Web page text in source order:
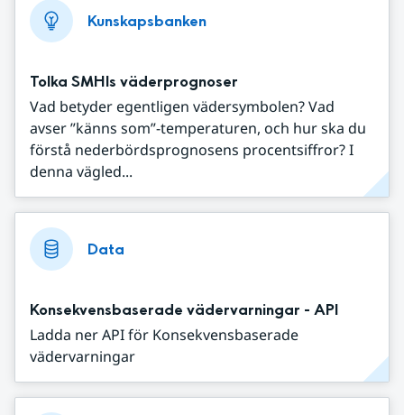
Kunskapsbanken
Tolka SMHIs väderprognoser
Vad betyder egentligen vädersymbolen? Vad
avser ”känns som”-temperaturen, och hur ska du
förstå nederbördsprognosens procentsiffror? I
denna vägled...
Data
Konsekvensbaserade vädervarningar - API
Ladda ner API för Konsekvensbaserade
vädervarningar